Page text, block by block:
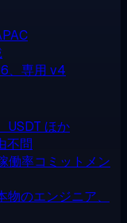
、専用 v4
USDT ほか
不問
働率コミットメン
物のエンジニア、